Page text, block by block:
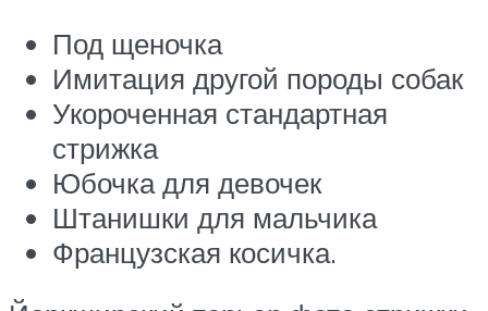
Под щеночка
Имитация другой породы собак
Укороченная стандартная
стрижка
Юбочка для девочек
Штанишки для мальчика
Французская косичка.